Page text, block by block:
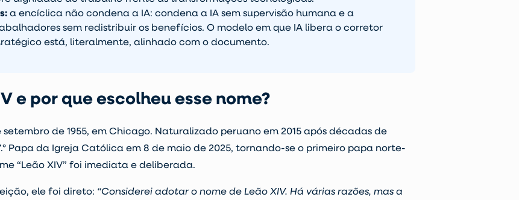
a encíclica não condena a IA: condena a IA sem supervisão humana e a
sem redistribuir os benefícios. O modelo em que IA libera o corretor
está, literalmente, alinhado com o documento.
e por que escolheu esse nome?
setembro de 1955, em Chicago. Naturalizado peruano em 2015 após décadas de
Papa da Igreja Católica em 8 de maio de 2025, tornando-se o primeiro papa norte-
“Leão XIV” foi imediata e deliberada.
ele foi direto: “Considerei adotar o nome de Leão XIV. Há várias razões, mas a